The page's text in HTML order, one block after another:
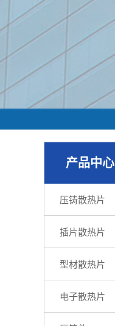
产品中心
压铸散热片
插片散热片
型材散热片
电子散热片